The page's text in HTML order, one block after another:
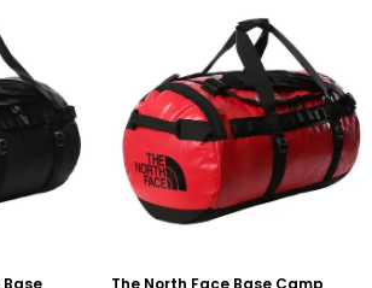
The North Face Base Camp